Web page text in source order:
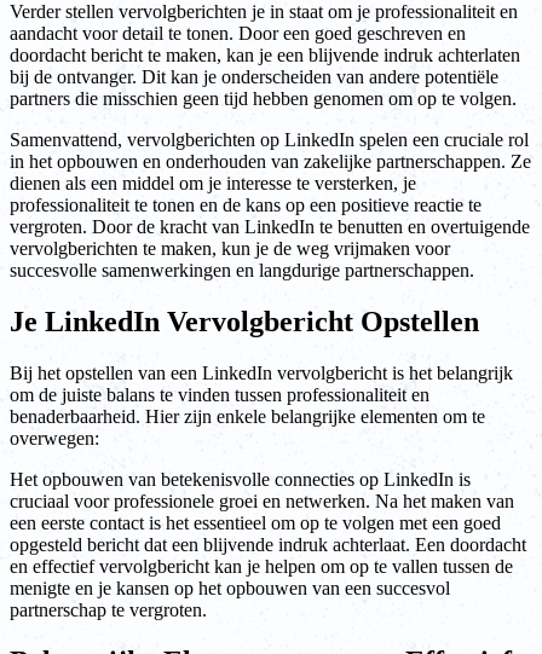
Verder stellen vervolgberichten je in staat om je professionaliteit en
aandacht voor detail te tonen. Door een goed geschreven en
doordacht bericht te maken, kan je een blijvende indruk achterlaten
bij de ontvanger. Dit kan je onderscheiden van andere potentiële
partners die misschien geen tijd hebben genomen om op te volgen.
Samenvattend, vervolgberichten op LinkedIn spelen een cruciale rol
in het opbouwen en onderhouden van zakelijke partnerschappen. Ze
dienen als een middel om je interesse te versterken, je
professionaliteit te tonen en de kans op een positieve reactie te
vergroten. Door de kracht van LinkedIn te benutten en overtuigende
vervolgberichten te maken, kun je de weg vrijmaken voor
succesvolle samenwerkingen en langdurige partnerschappen.
Je LinkedIn Vervolgbericht Opstellen
Bij het opstellen van een LinkedIn vervolgbericht is het belangrijk
om de juiste balans te vinden tussen professionaliteit en
benaderbaarheid. Hier zijn enkele belangrijke elementen om te
overwegen:
Het opbouwen van betekenisvolle connecties op LinkedIn is
cruciaal voor professionele groei en netwerken. Na het maken van
een eerste contact is het essentieel om op te volgen met een goed
opgesteld bericht dat een blijvende indruk achterlaat. Een doordacht
en effectief vervolgbericht kan je helpen om op te vallen tussen de
menigte en je kansen op het opbouwen van een succesvol
partnerschap te vergroten.